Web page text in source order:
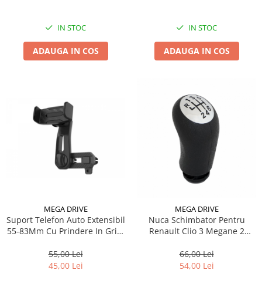
IN STOC
ADAUGA IN COS
IN STOC
ADAUGA IN COS
MEGA DRIVE
Suport Telefon Auto Extensibil
55-83Mm Cu Prindere In Grila
55,00 Lei
45,00 Lei
MEGA DRIVE
Nuca Schimbator Pentru
Renault Clio 3 Megane 2
66,00 Lei
54,00 Lei